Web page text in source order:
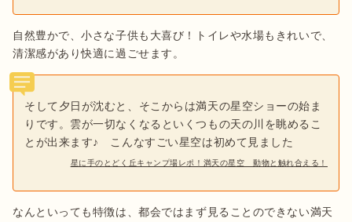
自然豊かで、小さな子供も大喜び！トイレや水場もきれいで、
清潔感があり快適に過ごせます。
そして夕日が沈むと、そこからは満天の星空ショーの始ま
りです。雲が一切なくなるといくつもの天の川を眺めるこ
とが出来ます♪　こんなすごい星空は初めて見ました
星に手のとどく丘キャンプ場レポ！満天の星空 動物と触れ合える！
なんといっても特徴は、都会ではまず見ることのできない満天